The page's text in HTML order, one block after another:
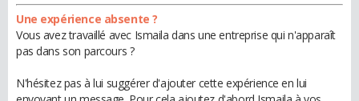
Une expérience absente ?
Vous avez travaillé avec Ismaila dans une entreprise qui n'apparaît
pas dans son parcours ?
N'hésitez pas à lui suggérer d'ajouter cette expérience en lui